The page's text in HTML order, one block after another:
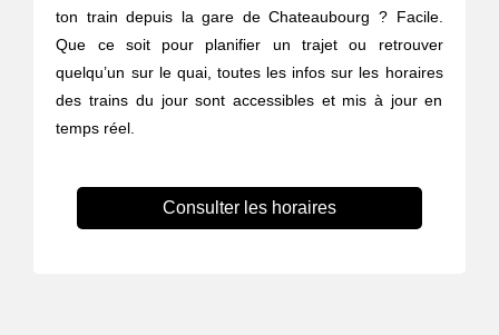
ton train depuis la gare de Chateaubourg ? Facile.
Que ce soit pour planifier un trajet ou retrouver
quelqu’un sur le quai, toutes les infos sur les horaires
des trains du jour sont accessibles et mis à jour en
temps réel.
Consulter les horaires